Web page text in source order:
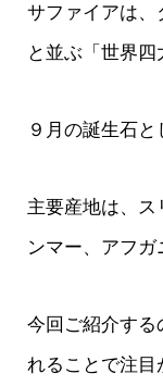
サファイアは、
と並ぶ「世界四
９月の誕生石と
主要産地は、ス
ンマー、アフガ
今回ご紹介する
れることで注目